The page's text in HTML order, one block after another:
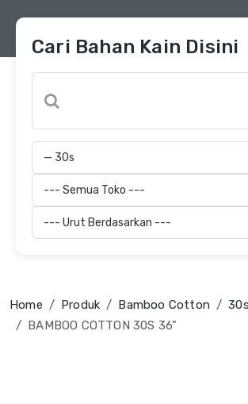
Cari Bahan Kain Disini
Home Produk Bamboo Cotton
30s
BAMBOO COTTON 30S 36"